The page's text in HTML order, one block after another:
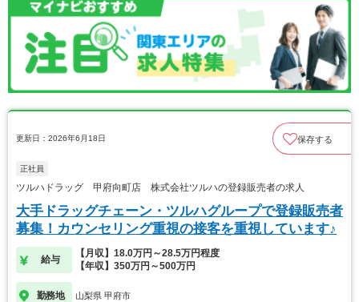
更新日：2026年6月18日 保存する
正社員
ツルハドラッグ 甲府向町店 株式会社ツルハの登録販売者の求人
大手ドラッグチェーン・ツルハグループで登録販売者
募集！カウンセリング重視の接客を重視しています♪
給与
【月収】18.0万円～28.5万円程度
【年収】350万円～500万円
勤務地 山梨県 甲府市